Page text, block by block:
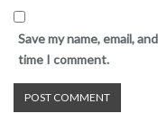
Save my name, email,
time I comment.